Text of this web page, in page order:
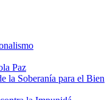
Paz
la Soberanía para el Bien